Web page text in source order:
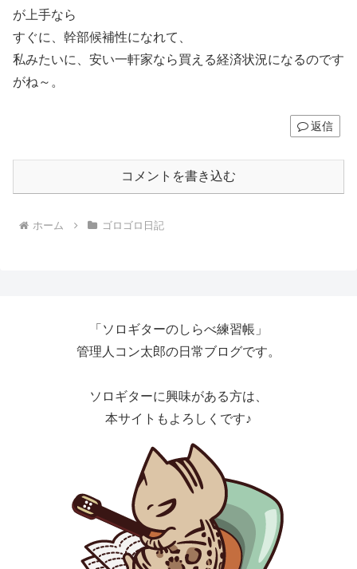
が上手なら
すぐに、幹部候補性になれて、
私みたいに、安い一軒家なら買える経済状況になるのです
がね～。
返信
コメントを書き込む
ホーム ゴロゴロ日記
「ソロギターのしらべ練習帳」
管理人コン太郎の日常ブログです。
ソロギターに興味がある方は、
本サイトもよろしくです♪